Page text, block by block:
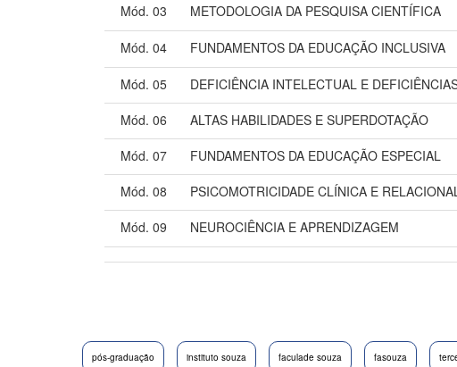
Mód. 03 METODOLOGIA DA PESQUISA CIENTÍFICA
Mód. 04 FUNDAMENTOS DA EDUCAÇÃO INCLUSIVA
Mód. 05 DEFICIÊNCIA INTELECTUAL E
Mód. 06
ALTAS HABILIDADES E SUPERDOTAÇÃO
Mód. 07
FUNDAMENTOS DA EDUCAÇÃO ESPECIAL
Mód. 08
PSICOMOTRICIDADE CLÍNICA E
Mód. 09
NEUROCIÊNCIA E APRENDIZAGEM
pós-graduação instituto souza faculade souza fasouza